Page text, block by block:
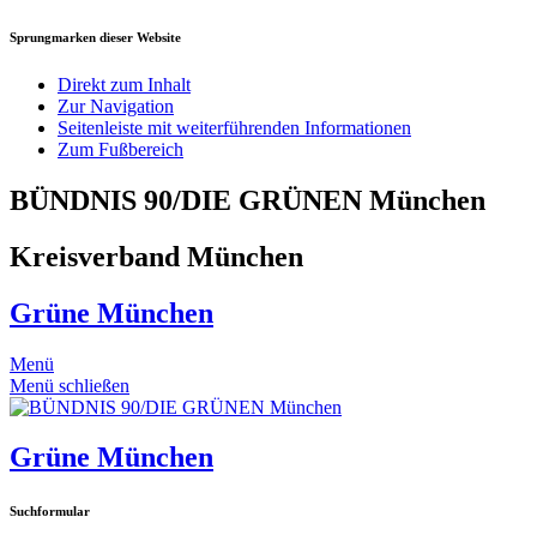
Sprungmarken dieser Website
Direkt zum Inhalt
Zur Navigation
Seitenleiste mit weiterführenden Informationen
Zum Fußbereich
BÜNDNIS 90/DIE GRÜNEN München
Kreisverband München
Grüne München
Menü
Menü schließen
Grüne München
Suchformular